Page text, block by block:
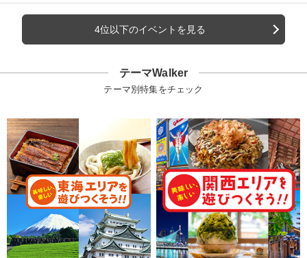
4位以下のイベントを見る
テーマWalker
テーマ別特集をチェック